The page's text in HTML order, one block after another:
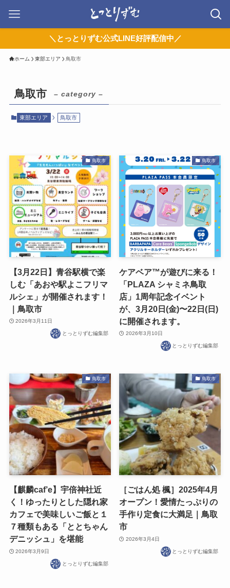
＼とっとりずむ公式LINE好評配信中／
ホーム 東部エリア 鳥取市
鳥取市 – category –
東部エリア 鳥取市
鳥取市
【3月22日】青谷駅横で楽
しむ「あおや駅よこフリマ
ルシェ」が開催されます！
｜鳥取市
2026年3月11日
とっとりずむ編集部
鳥取市
ケアベア™が遊びに来る！
「PLAZA シャミネ鳥取
店」1周年記念イベント
が、3月20日(金)〜22日(日)
に開催されます。
2026年3月10日
とっとりずむ編集部
鳥取市
【麒麟caf’e】宇倍神社近
く！ゆったりとした隠れ家
カフェで美味しいご飯と１
７種類もある「ととちゃん
デニッシュ」を堪能
2026年3月9日
とっとりずむ編集部
鳥取市
［ごはん処 楓］2025年4月
オープン！愛情たっぷりの
手作り定食に大満足｜鳥取
市
2026年3月4日
とっとりずむ編集部